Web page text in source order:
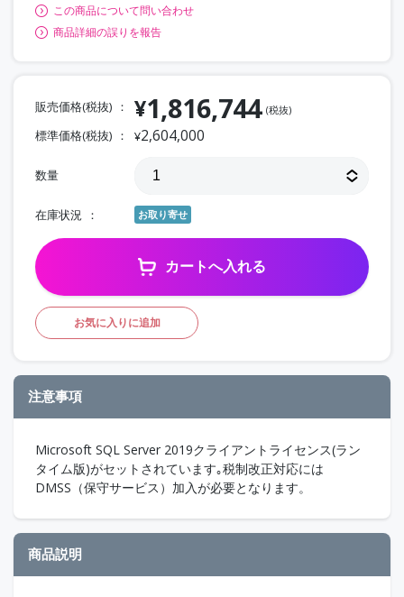
この商品について問い合わせ
商品詳細の誤りを報告
販売価格(税抜) ¥1,816,744 (税抜)
標準価格(税抜) ¥2,604,000
数量
在庫状況 お取り寄せ
カートへ入れる
お気に入りに追加
注意事項
Microsoft SQL Server 2019クライアントライセンス(ラン
タイム版)がセットされています｡税制改正対応には
DMSS（保守サービス）加入が必要となります。
商品説明